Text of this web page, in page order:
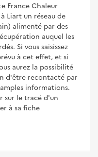
France Chaleur
Liart un réseau de
alimenté par des
auquel les
Si vous saisissez
à cet effet, et si
aurez la possibilité
d'être recontacté par
informations.
sur le tracé d'un
à sa fiche